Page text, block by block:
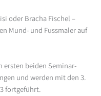
oder Bracha Fischel –
Mund- und Fussmaler auf
ersten beiden Seminar-
und werden mit den 3.
fortgeführt.